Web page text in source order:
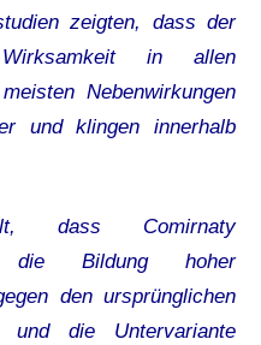
zeigten, dass der
in allen
Nebenwirkungen
und klingen innerhalb
dass Comirnaty
die Bildung hoher
den ursprünglichen
und die Untervariante